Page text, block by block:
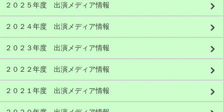
２０２５年度 出演メディア情報
２０２４年度 出演メディア情報
２０２３年度 出演メディア情報
２０２２年度 出演メディア情報
２０２１年度 出演メディア情報